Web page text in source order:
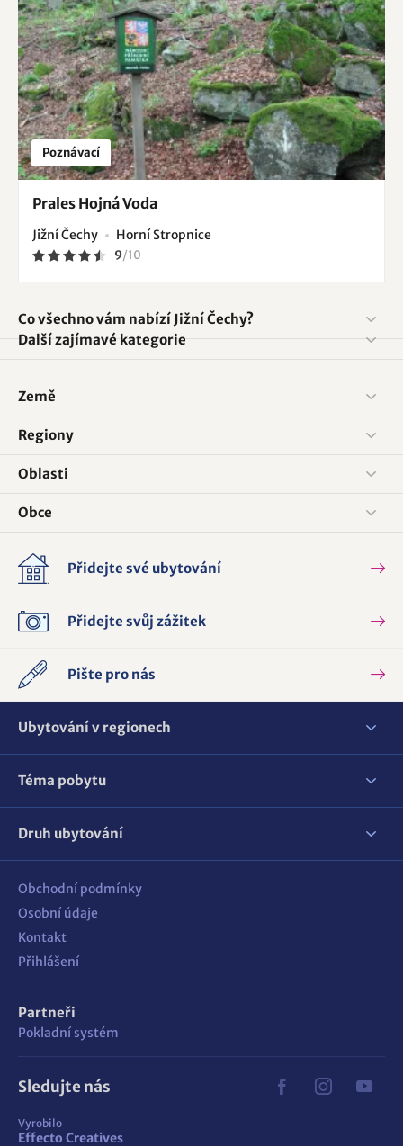
Poznávací
Prales Hojná Voda
Jižní Čechy Horní Stropnice
9/10
Co všechno vám nabízí Jižní Čechy?
Další zajímavé kategorie
Země
Regiony
Oblasti
Obce
Přidejte své ubytování
Přidejte svůj zážitek
Pište pro nás
Ubytování v regionech
Téma pobytu
Druh ubytování
Obchodní podmínky
Osobní údaje
Kontakt
Přihlášení
Partneři
Pokladní systém
Sledujte nás
Vyrobilo
Effecto Creatives